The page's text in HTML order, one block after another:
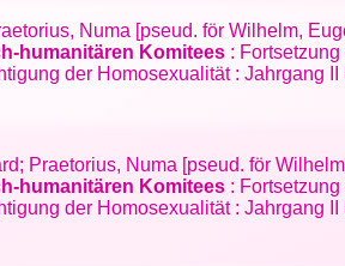
Numa [pseud. för Wilhelm,
humanitären Komitees :
der Homosexualität : Jahrgang II
Praetorius, Numa [pseud. för
humanitären Komitees :
der Homosexualität : Jahrgang II